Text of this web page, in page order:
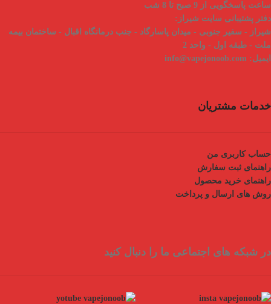
ساعت پاسخگویی از 9 صبح تا 8 شب
دفتر پشتیبانی سایت شیراز:
شیراز - سفیر جنوبی - میدان پاسارگاد - جنب درمانگاه اقبال - ساختمان بیمه
ملت - طبقه اول - واحد 2
ایمیل:
خدمات مشتریان
حساب کاربری من
راهنمای ثبت سفارش
راهنمای خرید محصول
روش های ارسال و پرداخت
در شبکه های اجتماعی ما را دنبال کنید